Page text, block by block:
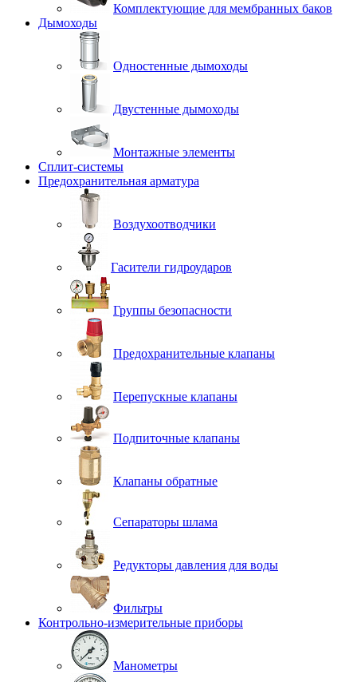
Комплектующие для мембранных баков
Дымоходы
Одностенные дымоходы
Двустенные дымоходы
Монтажные элементы
Сплит-системы
Предохранительная арматура
Воздухоотводчики
Гасители гидроударов
Группы безопасности
Предохранительные клапаны
Перепускные клапаны
Подпиточные клапаны
Клапаны обратные
Сепараторы шлама
Редукторы давления для воды
Фильтры
Контрольно-измерительные приборы
Манометры